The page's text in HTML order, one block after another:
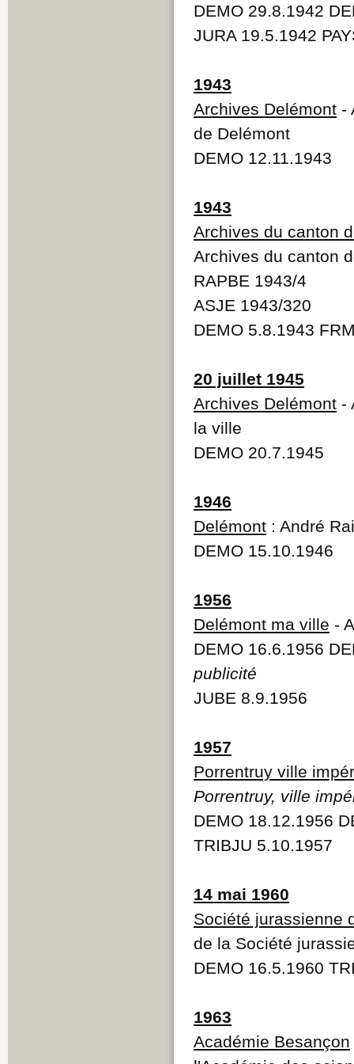
DEMO 29.8.1942
JURA 19.5.1942
1943
Archives Delémont -
de Delémont
DEMO 12.11.1943
1943
Archives du canton
Archives du canton
RAPBE 1943/4
ASJE 1943/320
DEMO 5.8.1943
20 juillet 1945
Archives Delémont -
la ville
DEMO 20.7.1945
1946
Delémont : André
DEMO 15.10.1946
1956
Delémont ma ville -
DEMO 16.6.1956
publicité
JUBE 8.9.1956
1957
Porrentruy ville
Porrentruy, ville
DEMO 18.12.1956
TRIBJU 5.10.1957
14 mai 1960
Société jurassienne
de la Société
DEMO 16.5.1960
1963
Académie Besançon